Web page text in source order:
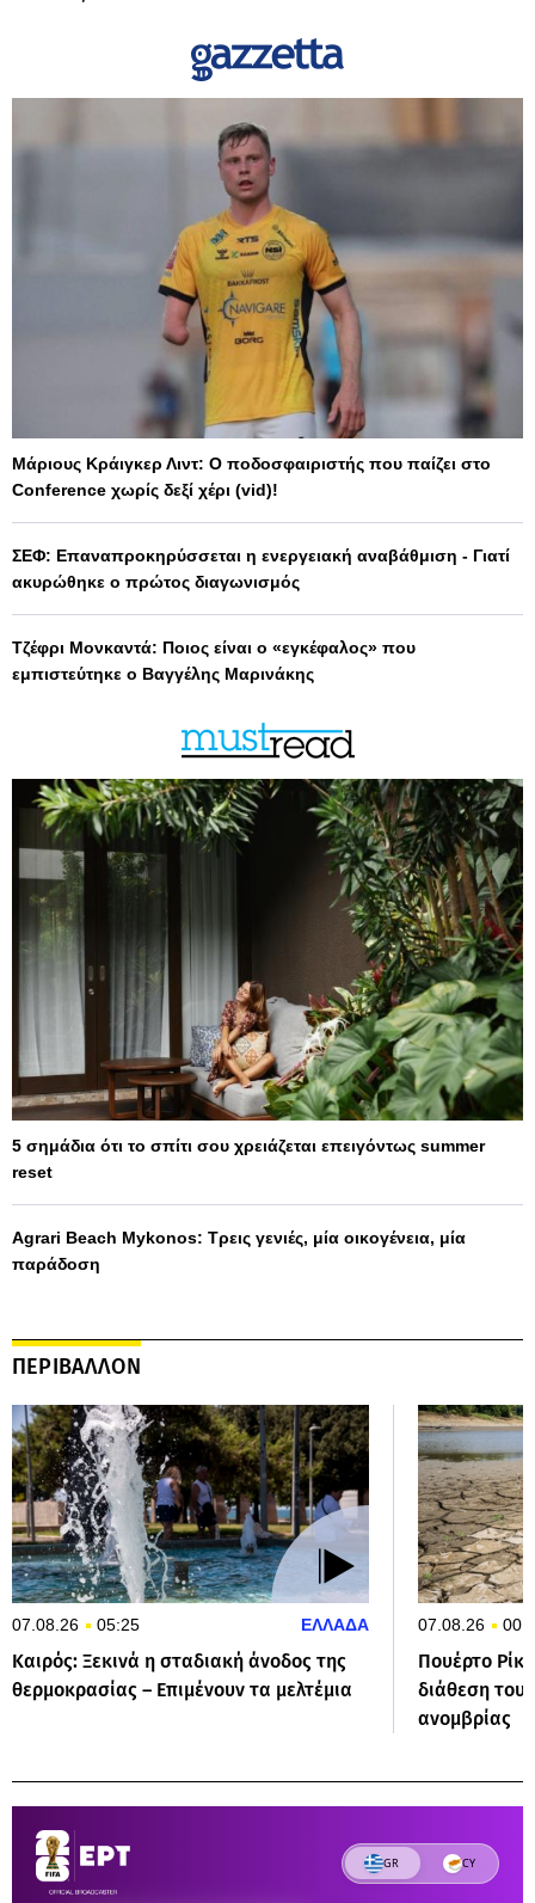
Μάριους Κράιγκερ Λιντ: Ο ποδοσφαιριστής που παίζει στο
Conference χωρίς δεξί χέρι (vid)!
ΣΕΦ: Επαναπροκηρύσσεται η ενεργειακή αναβάθμιση - Γιατί
ακυρώθηκε ο πρώτος διαγωνισμός
Τζέφρι Μονκαντά: Ποιος είναι ο «εγκέφαλος» που
εμπιστεύτηκε ο Βαγγέλης Μαρινάκης
5 σημάδια ότι το σπίτι σου χρειάζεται επειγόντως summer
reset
Agrari Beach Mykonos: Τρεις γενιές, μία οικογένεια, μία
παράδοση
ΠΕΡΙΒΑΛΛΟΝ
07.08.26 05:25 ΕΛΛΑΔΑ
Καιρός: Ξεκινά η σταδιακή άνοδος της
θερμοκρασίας – Επιμένουν τα μελτέμια
07.08.26
Πουέρτο
διάθεση του
ανομβρίας